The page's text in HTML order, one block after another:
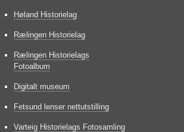
Høland Historielag
Rælingen Historielag
Rælingen Historielags
Fotoalbum
Digitalt museum
Fetsund lenser nettutstilling
Varteig Historielags Fotosamling